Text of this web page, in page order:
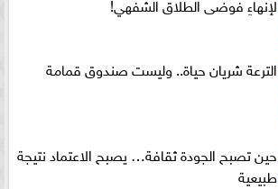
الترعة شريان حياة.. وليست صندوق قمامة
حين تصبح الجودة ثقافة… يصبح الاعتماد نتيجة
طبيعية